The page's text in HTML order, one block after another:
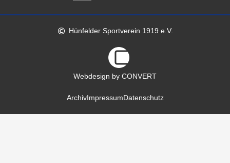
Hünfelder Sportverein 1919 e.V.
Webdesign by CONVERT
ArchivImpressumDatenschutz